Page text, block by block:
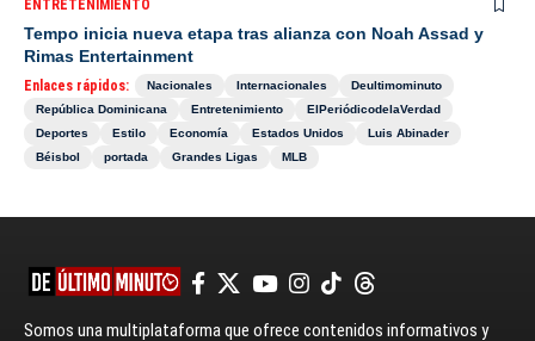
ENTRETENIMIENTO
Tempo inicia nueva etapa tras alianza con Noah Assad y
Rimas Entertainment
Enlaces rápidos: Nacionales Internacionales
Deultimominuto
República Dominicana
Entretenimiento
ElPeriódicodelaVerdad
Deportes
Estilo Economía Estados Unidos
Luis Abinader
Béisbol
portada Grandes Ligas MLB
Somos una multiplataforma que ofrece contenidos informativos y